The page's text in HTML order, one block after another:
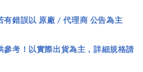
有錯誤以 原廠 /代理商 公告為主
參考！以實際出貨為主，詳細規格請